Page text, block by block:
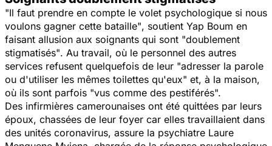
"Il faut prendre en compte le volet psychologique si nous
voulons gagner cette bataille", soutient Yap Boum en
faisant allusion aux soignants qui sont "doublement
stigmatisés". Au travail, où le personnel des autres
services refusent quelquefois de leur "adresser la parole
ou d'utiliser les mêmes toilettes qu'eux" et, à la maison,
où ils sont parfois "vus comme des pestiférés".
Des infirmières camerounaises ont été quittées par leurs
époux, chassées de leur foyer car elles travaillaient dans
des unités coronavirus, assure la psychiatre Laure